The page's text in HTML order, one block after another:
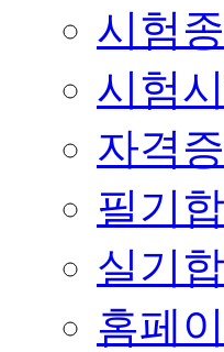
시험
시험
자격
필기
실기
홈페